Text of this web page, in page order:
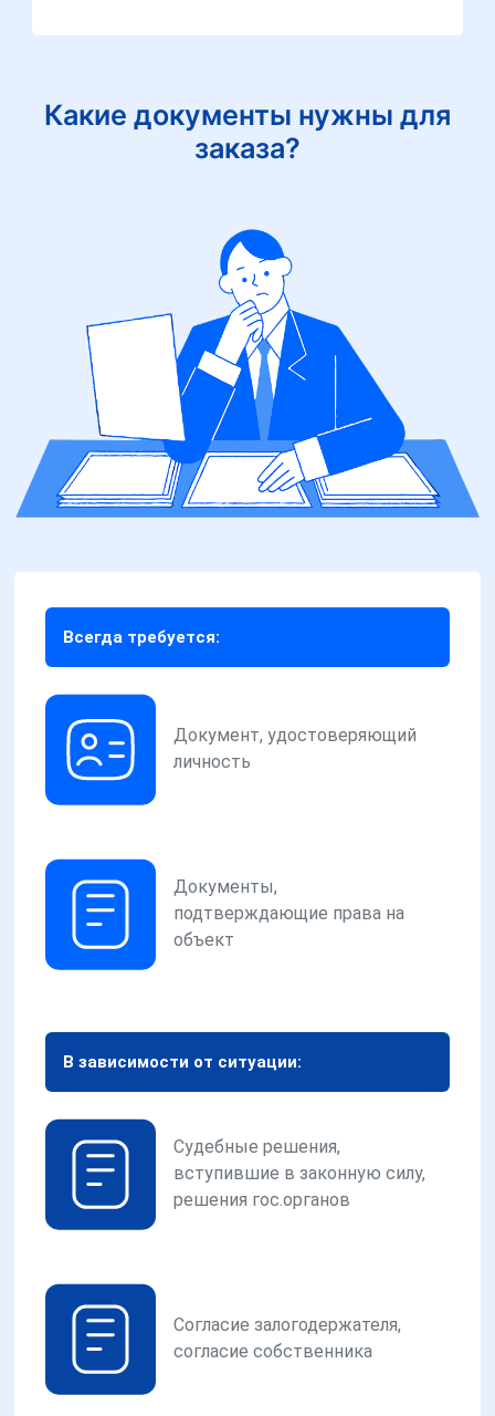
Какие документы нужны для
заказа?
Всегда требуется:
Документ, удостоверяющий
личность
Документы,
подтверждающие права на
объект
В зависимости от ситуации:
Судебные решения,
вступившие в законную силу,
решения гос.органов
Согласие залогодержателя,
согласие собственника